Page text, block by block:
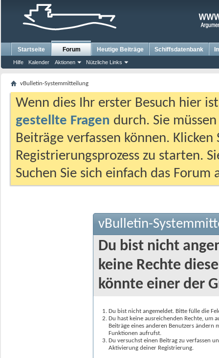
Startseite Forum
Hilfe Kalender Aktionen Nützliche Links
Heutige Beiträge Schiffsdatenbank
vBulletin-Systemmitteilung
Wenn dies Ihr erster Besuch hier
gestellte Fragen durch. Sie
Beiträge verfassen können.
Registrierungsprozess zu starten.
Suchen Sie sich einfach das
vBulletin-
Du bist nicht
keine Rechte
könnte einer der
Du bist nicht angemeldet. Bitte fülle die
Du hast keine ausreichenden Rechte, um
Beiträge eines anderen Benutzers
Funktionen aufrufst.
Du versuchst einen Beitrag zu verfassen
Aktivierung deiner Registrierung.